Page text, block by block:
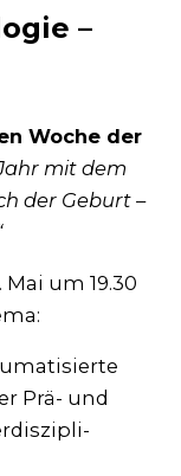
–
Woche der
mit dem
der Geburt –
um 19.30
Prä- und